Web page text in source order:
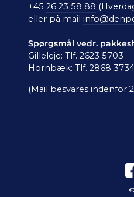
+45 26 23 58 88
eller på mail
Spørgsmål vedr.
Gilleleje: Tlf. 2623 5703
Hornbæk: Tlf. 2868 3734
(Mail besvares indenfor